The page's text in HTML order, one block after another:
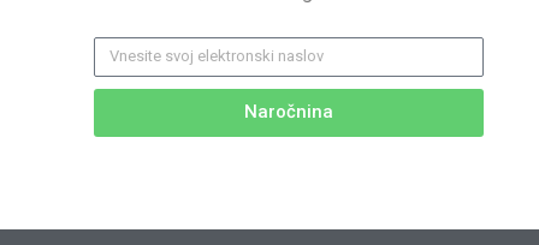
Naročnina